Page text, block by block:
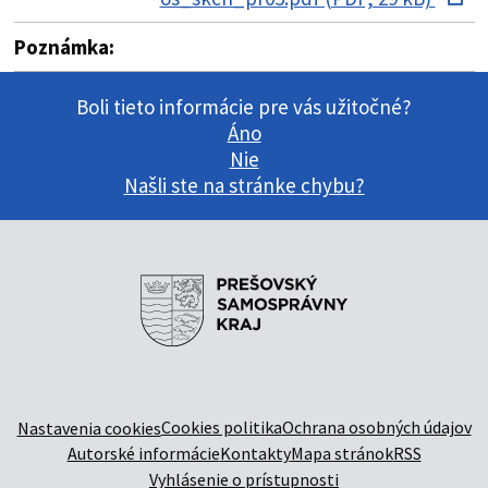
Poznámka:
Boli tieto informácie pre vás užitočné?
Áno
Nie
Našli ste na stránke chybu?
Nastavenia cookiesCookies politikaOchrana osobných údajov
Autorské informácieKontaktyMapa stránokRSS
Vyhlásenie o prístupnosti